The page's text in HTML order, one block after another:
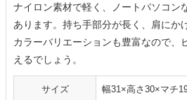
ナイロン素材で軽く、ノートパソコン
あります。持ち手部分が長く、肩にか
カラーバリエーションも豊富なので、
えるでしょう。
サイズ 幅31×高さ30×マチ